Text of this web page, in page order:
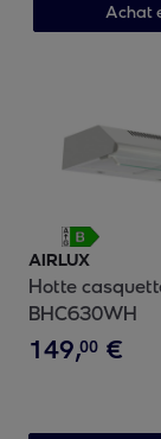
Achat
AIRLUX
Hotte
BHC630WH
149,00 €